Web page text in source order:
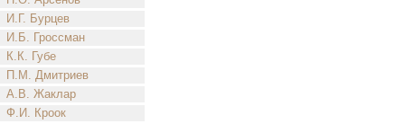
И.Г. Бурцев
И.Б. Гроссман
К.К. Губе
П.М. Дмитриев
А.В. Жаклар
Ф.И. Кроок